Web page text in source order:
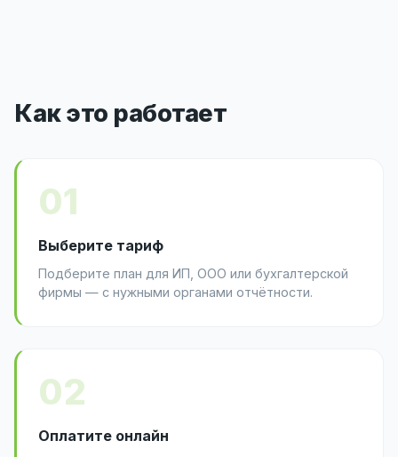
Как это работает
01
Выберите тариф
Подберите план для ИП, ООО или бухгалтерской
фирмы — с нужными органами отчётности.
02
Оплатите онлайн